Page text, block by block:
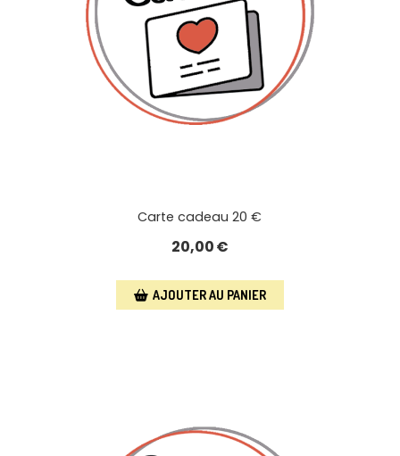
Carte cadeau 20 €
20,00€
AJOUTER AU PANIER